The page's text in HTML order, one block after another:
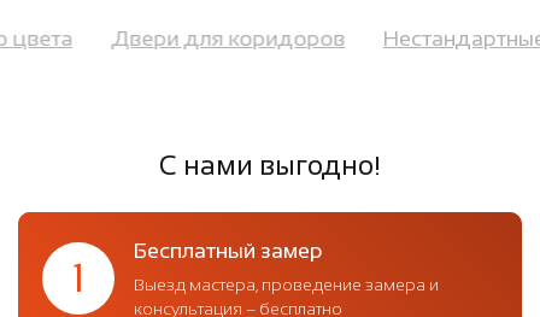
цвета Двери для коридоров
С нами выгодно!
1
Бесплатный замер
Выезд мастера, проведение замера и
консультация – бесплатно